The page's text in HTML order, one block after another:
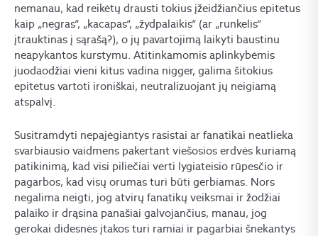
nemanau, kad reikėtų drausti tokius įžeidžiančius epitetus
kaip „negras“, „kacapas“, „žydpalaikis“ (ar „runkelis“
įtrauktinas į sąrašą?), o jų pavartojimą laikyti baustinu
neapykantos kurstymu. Atitinkamomis aplinkybėmis
juodaodžiai vieni kitus vadina nigger, galima šitokius
epitetus vartoti ironiškai, neutralizuojant jų neigiamą
atspalvį.
Susitramdyti nepajėgiantys rasistai ar fanatikai neatlieka
svarbiausio vaidmens pakertant viešosios erdvės kuriamą
patikinimą, kad visi piliečiai verti lygiateisio rūpesčio ir
pagarbos, kad visų orumas turi būti gerbiamas. Nors
negalima neigti, jog atvirų fanatikų veiksmai ir žodžiai
palaiko ir drąsina panašiai galvojančius, manau, jog
gerokai didesnės įtakos turi ramiai ir pagarbiai šnekantys